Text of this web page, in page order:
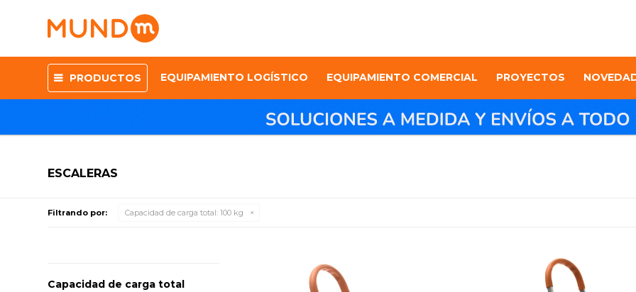
PRODUCTOS EQUIPAMIENTO LOGÍSTICO EQUIPAMIENTO COMERCIAL PROYECTOS
ESCALERAS
Filtrando por: Capacidad de carga total: 100 kg
Capacidad de carga total